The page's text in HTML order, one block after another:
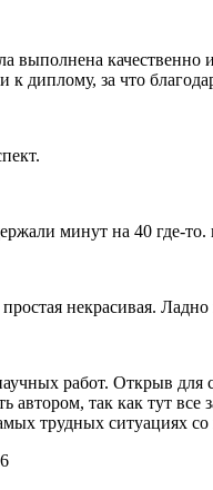
выполнена качественно
диплому, за что
минут на 40 где-
некрасивая.
работ. Открыв для
автором, так как тут все
трудных ситуациях